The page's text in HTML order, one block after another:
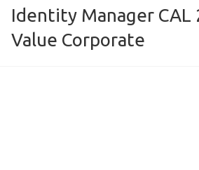
Identity Manager CAL
Value Corporate